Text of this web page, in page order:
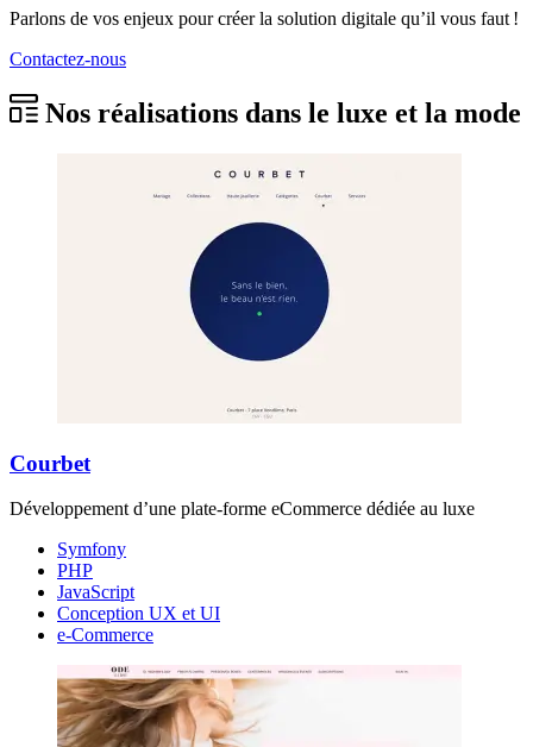
Parlons de vos enjeux pour créer la solution digitale qu’il vous faut !
Contactez-nous
Nos réalisations dans le luxe et la mode
Courbet
Développement d’une plate-forme eCommerce dédiée au luxe
Symfony
PHP
JavaScript
Conception UX et UI
e-Commerce